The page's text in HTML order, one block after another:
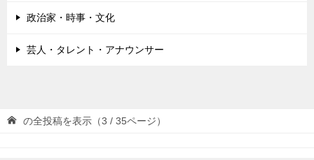
政治家・時事・文化
芸人・タレント・アナウンサー
の全投稿を表示（3 / 35ページ）